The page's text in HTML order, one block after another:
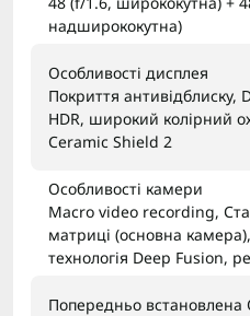
надширококутна)
Особливості дисплея
Покриття
HDR, широкий колірний
Ceramic Shield 2
Особливості камери
Macro video recording,
матриці (основна
технологія Deep Fusion,
Попередньо встановлена